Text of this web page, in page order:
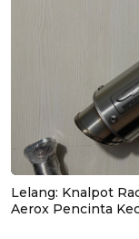
Lelang: Knalpot
Aerox Pencinta